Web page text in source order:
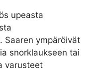
upeasta
Saaren ympäröivät
snorklaukseen tai
varusteet